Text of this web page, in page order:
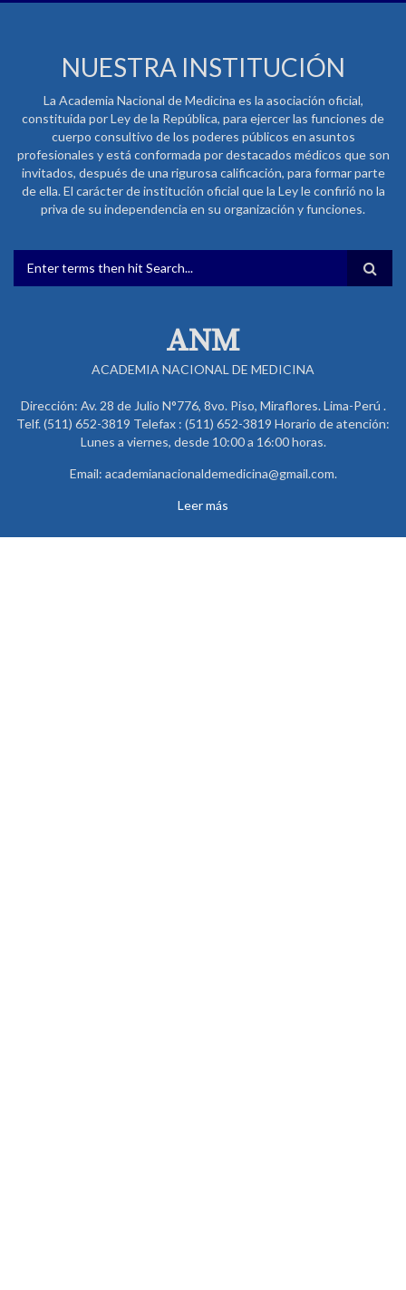
NUESTRA INSTITUCIÓN
La Academia Nacional de Medicina es la asociación oficial,
constituida por Ley de la República, para ejercer las funciones de
cuerpo consultivo de los poderes públicos en asuntos
profesionales y está conformada por destacados médicos que son
invitados, después de una rigurosa calificación, para formar parte
de ella. El carácter de institución oficial que la Ley le confirió no la
priva de su independencia en su organización y funciones.
FORMULARIO DE BÚSQUEDA
ANM
ACADEMIA NACIONAL DE MEDICINA
Dirección: Av. 28 de Julio N°776, 8vo. Piso, Miraflores. Lima-Perú .
Telf. (511) 652-3819 Telefax : (511) 652-3819 Horario de atención:
Lunes a viernes, desde 10:00 a 16:00 horas.
Email: academianacionaldemedicina@gmail.com.
Leer más